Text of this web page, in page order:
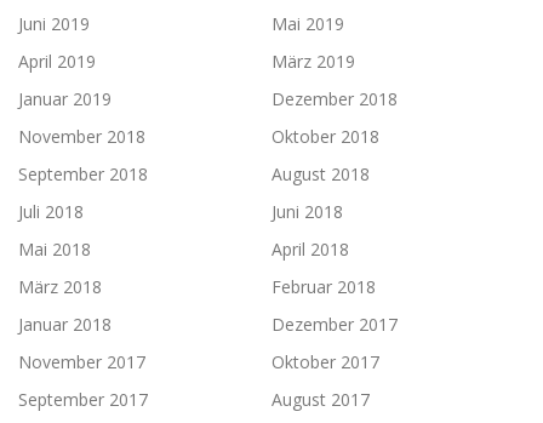
Juni 2019
Mai 2019
April 2019
März 2019
Januar 2019
Dezember 2018
November 2018
Oktober 2018
September 2018
August 2018
Juli 2018
Juni 2018
Mai 2018
April 2018
März 2018
Februar 2018
Januar 2018
Dezember 2017
November 2017
Oktober 2017
September 2017
August 2017